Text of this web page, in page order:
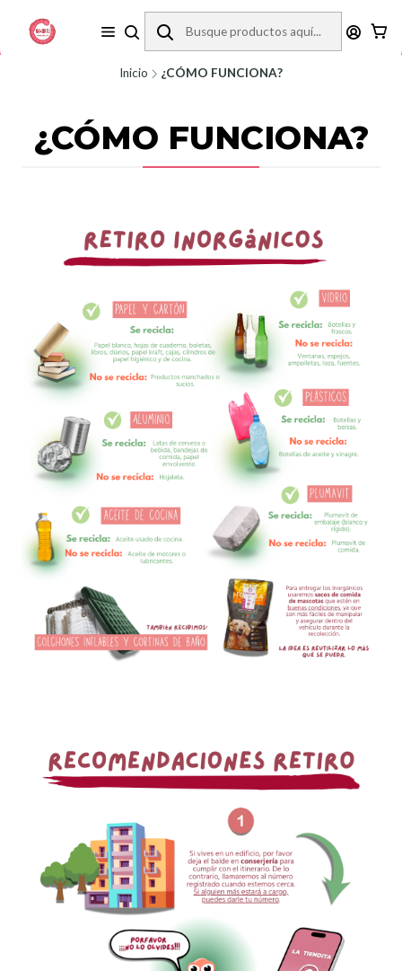
REVISA LA ZONA DE COBERTURA ANTES DE COMPRAR.
Inicio ¿CÓMO FUNCIONA?
¿CÓMO FUNCIONA?